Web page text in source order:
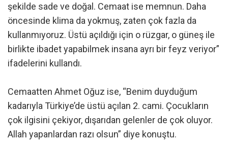
şekilde sade ve doğal. Cemaat ise memnun. Daha
öncesinde klima da yokmuş, zaten çok fazla da
kullanmıyoruz. Üstü açıldığı için o rüzgar, o güneş ile
birlikte ibadet yapabilmek insana ayrı bir feyz veriyor”
ifadelerini kullandı.
Cemaatten Ahmet Oğuz ise, “Benim duyduğum
kadarıyla Türkiye’de üstü açılan 2. cami. Çocukların
çok ilgisini çekiyor, dışarıdan gelenler de çok oluyor.
Allah yapanlardan razı olsun” diye konuştu.